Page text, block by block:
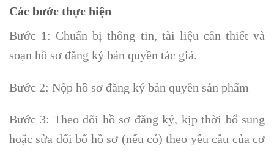
Các bước thực hiện
Bước 1: Chuẩn bị thông tin, tài liệu cần thiết và
soạn hồ sơ đăng ký bản quyền tác giả.
Bước 2: Nộp hồ sơ đăng ký bản quyền sản phẩm
Bước 3: Theo dõi hồ sơ đăng ký, kịp thời bổ sung
hoặc sửa đổi bổ hồ sơ (nếu có) theo yêu cầu của cơ